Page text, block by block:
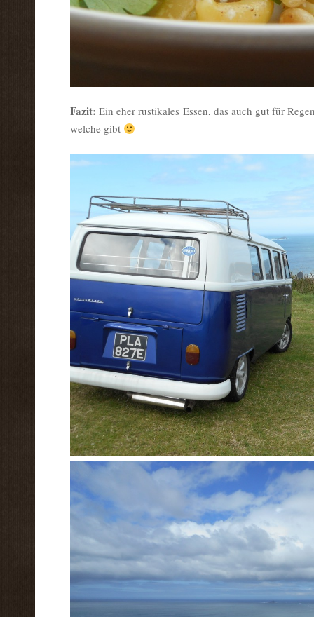
Fazit: Ein eher rustikales Essen, das auch gut für
welche gibt